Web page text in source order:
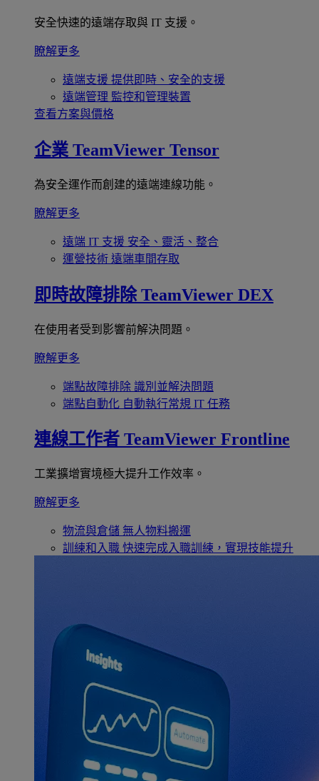
安全快速的遠端存取與 IT 支援。
瞭解更多
遠端支援 提供即時、安全的支援
遠端管理 監控和管理裝置
查看方案與價格
企業 TeamViewer Tensor
為安全運作而創建的遠端連線功能。
瞭解更多
遠端 IT 支援 安全、靈活、整合
運營技術 遠端車間存取
即時故障排除 TeamViewer DEX
在使用者受到影響前解決問題。
瞭解更多
端點故障排除 識別並解決問題
端點自動化 自動執行常規 IT 任務
連線工作者 TeamViewer Frontline
工業擴增實境極大提升工作效率。
瞭解更多
物流與倉儲 無人物料搬運
訓練和入職 快速完成入職訓練，實現技能提升